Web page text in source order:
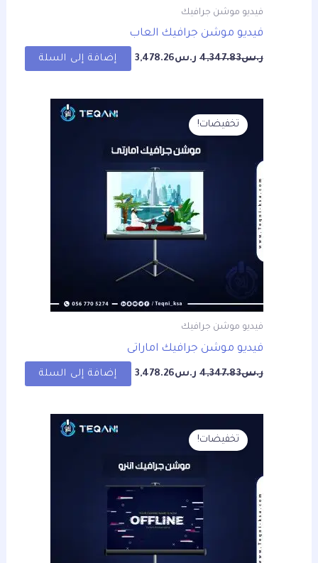
فيديو موشن جرافيك
فيديو موشن جرافيك العاب
ر.س4,347.83 ر.س3,478.26 إضافة إلى السلة
تخفيضات!
فيديو موشن جرافيك
فيديو موشن جرافيك اماراتى
ر.س4,347.83
الأصلي
هو:
ر.س4,347.83.
ر.س3,478.26
الحالي
ر.س3,478.26.
إضافة إلى السلة
تخفيضات!
الأصلي
هو:
ر.س4,347.83.
الحالي
ر.س3,478.26.